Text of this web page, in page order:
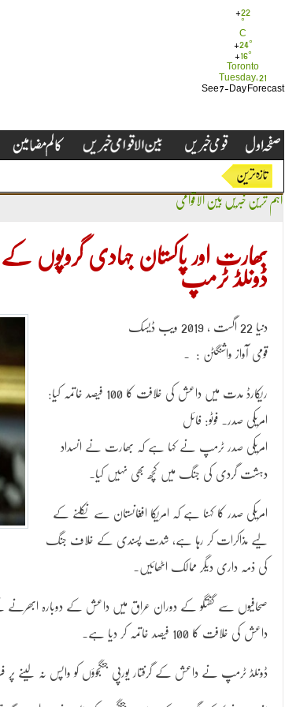
+22
°
C
+24°
+ 16°
Toronto
Tuesday, 21
See 7-Day Forecast
اہم ترین خبریں بین الاقوامی
بھارت اور پاکستان جہادی گروپوں
ڈونلڈ ٹرمپ
دنیا 22 اگست ، 2019 ویب ڈیسک
قومی آواز واشنگٹن : ۔
ریکارڈ مدت میں داعش کی خلافت کا 100 فیصد خاتمہ کیا:
امریکی صدر۔ فوٹو: فائل
امریکی صدر ٹرمپ نے کہا ہے کہ بھارت نے انسداد
دہشت گردی کی جنگ میں کچھ بھی نہیں کیا۔
امریکی صدر کا کہنا ہے کہ امریکا افغانستان سے نکلنے کے
لیے مذاکرات کر رہا ہے، شدت پسندی کے خلاف جنگ
کی ذمہ داری دیگر ممالک اٹھائیں۔
صحافیوں سے گفتگو کے دوران عراق میں داعش کے دوبارہ
داعش کی خلافت کا 100 فیصد خاتمہ کر دیا ہے۔
ڈونلڈ ٹرمپ نے داعش کے گرفتار یورپی جنگجوؤں کو واپس نہ لینے پر